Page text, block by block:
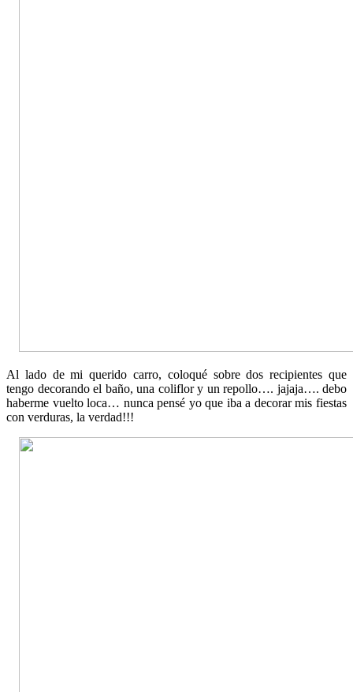
Al lado de mi querido carro, coloqué sobre dos recipientes que
tengo decorando el baño, una coliflor y un repollo…. jajaja…. debo
haberme vuelto loca… nunca pensé yo que iba a decorar mis fiestas
con verduras, la verdad!!!